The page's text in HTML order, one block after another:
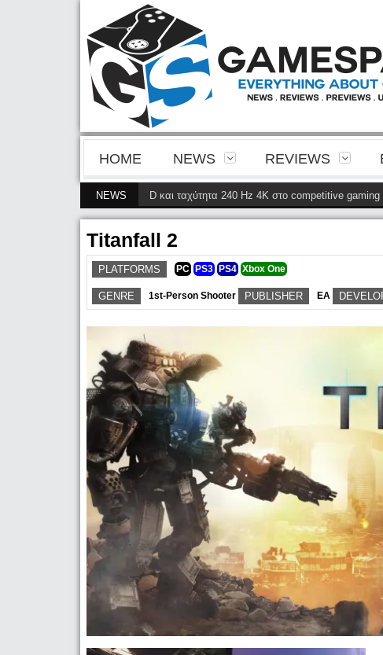
HOME NEWS REVIEWS
NEWS
της 4ης γενιάς QD-OLED και ταχύτητα 240 Hz 4K στο competitive gaming (28
Titanfall 2
PLATFORMS PC PS3 PS4 Xbox One
GENRE 1st-Person Shooter PUBLISHER EA